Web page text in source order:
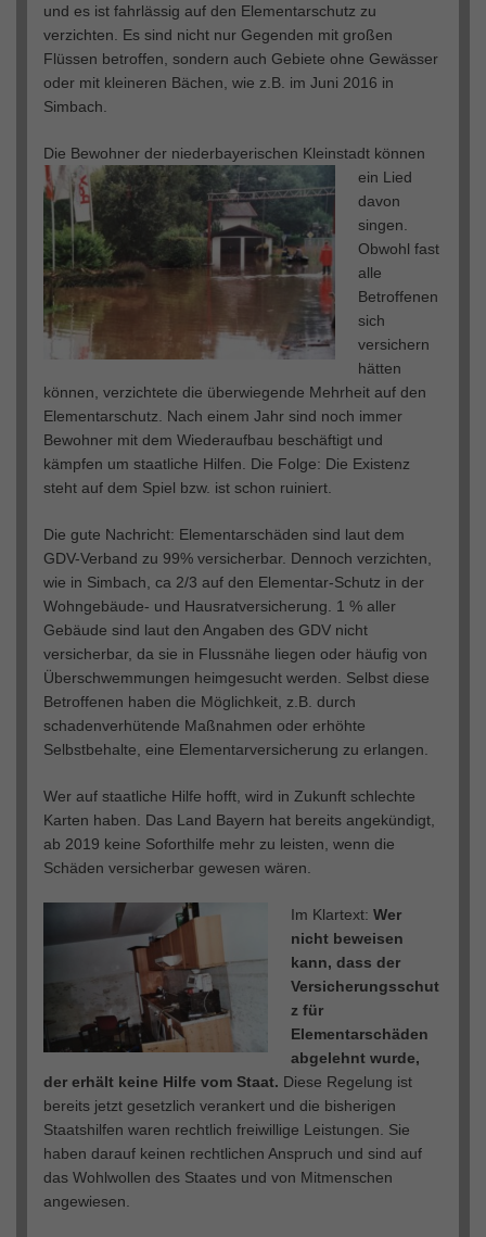
und es ist fahrlässig auf den Elementarschutz zu
verzichten. Es sind nicht nur Gegenden mit großen
Flüssen betroffen, sondern auch Gebiete ohne Gewässer
oder mit kleineren Bächen, wie z.B. im Juni 2016 in
Simbach.
Die Bewohner der niederbayerischen Kleinstadt können
ein Lied
davon
singen.
Obwohl fast
alle
Betroffenen
sich
versichern
hätten
können, verzichtete die überwiegende Mehrheit auf den
Elementarschutz. Nach einem Jahr sind noch immer
Bewohner mit dem Wiederaufbau beschäftigt und
kämpfen um staatliche Hilfen. Die Folge: Die Existenz
steht auf dem Spiel bzw. ist schon ruiniert.
Die gute Nachricht: Elementarschäden sind laut dem
GDV-Verband zu 99% versicherbar. Dennoch verzichten,
wie in Simbach, ca 2/3 auf den Elementar-Schutz in der
Wohngebäude- und Hausratversicherung. 1 % aller
Gebäude sind laut den Angaben des GDV nicht
versicherbar, da sie in Flussnähe liegen oder häufig von
Überschwemmungen heimgesucht werden. Selbst diese
Betroffenen haben die Möglichkeit, z.B. durch
schadenverhütende Maßnahmen oder erhöhte
Selbstbehalte, eine Elementarversicherung zu erlangen.
Wer auf staatliche Hilfe hofft, wird in Zukunft schlechte
Karten haben. Das Land Bayern hat bereits angekündigt,
ab 2019 keine Soforthilfe mehr zu leisten, wenn die
Schäden versicherbar gewesen wären.
Im Klartext: Wer
nicht beweisen
kann, dass der
Versicherungsschut
z für
Elementarschäden
abgelehnt wurde,
der erhält keine Hilfe vom Staat. Diese Regelung ist
bereits jetzt gesetzlich verankert und die bisherigen
Staatshilfen waren rechtlich freiwillige Leistungen. Sie
haben darauf keinen rechtlichen Anspruch und sind auf
das Wohlwollen des Staates und von Mitmenschen
angewiesen.